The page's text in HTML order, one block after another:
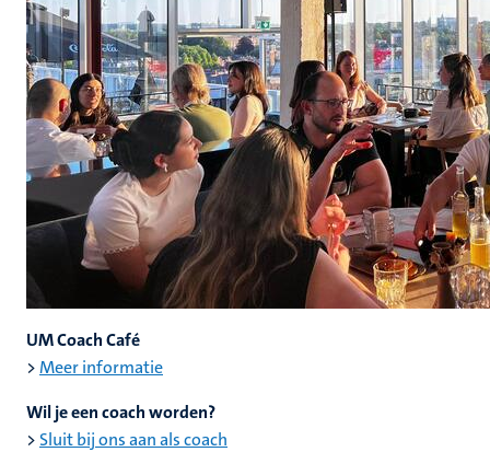
UM Coach Café
>Meer informatie
Wil je een coach worden?
> Sluit bij ons aan als coach